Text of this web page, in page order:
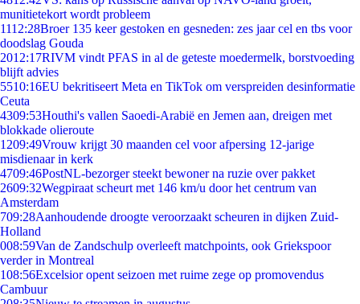
munitietekort wordt probleem
1112:28Broer 135 keer gestoken en gesneden: zes jaar cel en tbs voor
doodslag Gouda
2012:17RIVM vindt PFAS in al de geteste moedermelk, borstvoeding
blijft advies
5510:16EU bekritiseert Meta en TikTok om verspreiden desinformatie
Ceuta
4309:53Houthi's vallen Saoedi-Arabië en Jemen aan, dreigen met
blokkade olieroute
1209:49Vrouw krijgt 30 maanden cel voor afpersing 12-jarige
misdienaar in kerk
4709:46PostNL-bezorger steekt bewoner na ruzie over pakket
2609:32Wegpiraat scheurt met 146 km/u door het centrum van
Amsterdam
709:28Aanhoudende droogte veroorzaakt scheuren in dijken Zuid-
Holland
008:59Van de Zandschulp overleeft matchpoints, ook Griekspoor
verder in Montreal
108:56Excelsior opent seizoen met ruime zege op promovendus
Cambuur